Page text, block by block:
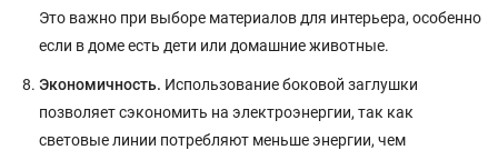
Это важно при выборе материалов для интерьера, особенно
если в доме есть дети или домашние животные.
Экономичность. Использование боковой заглушки
позволяет сэкономить на электроэнергии, так как
световые линии потребляют меньше энергии, чем